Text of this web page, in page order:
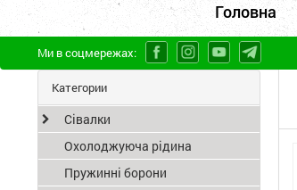
Головна
Ми в соцмережах:
Категории
Сівалки
Охолоджуюча рідина
Пружинні борони